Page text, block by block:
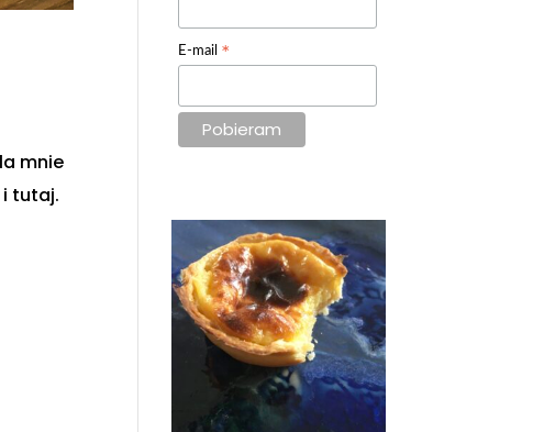
mnie
tutaj.
E-mail *